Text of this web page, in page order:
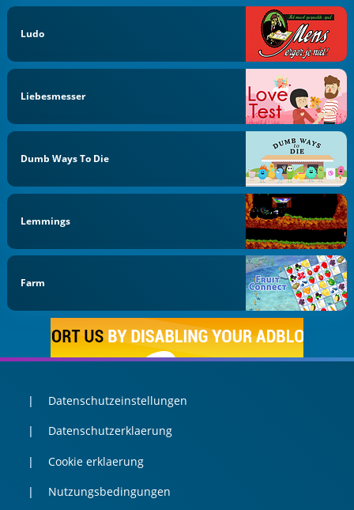
Ludo
Liebesmesser
Dumb Ways To Die
Lemmings
Farm
Datenschutzeinstellungen
Datenschutzerklaerung
Cookie erklaerung
Nutzungsbedingungen